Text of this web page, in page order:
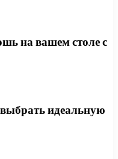
на вашем столе с
идеальную